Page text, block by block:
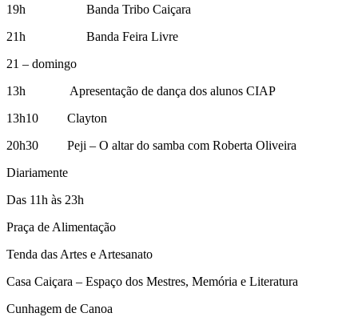
19h Banda Tribo Caiçara
21h Banda Feira Livre
21 – domingo
13h Apresentação de dança dos alunos CIAP
13h10 Clayton
20h30 Peji – O altar do samba com Roberta Oliveira
Diariamente
Das 11h às 23h
Praça de Alimentação
Tenda das Artes e Artesanato
Casa Caiçara – Espaço dos Mestres, Memória e Literatura
Cunhagem de Canoa